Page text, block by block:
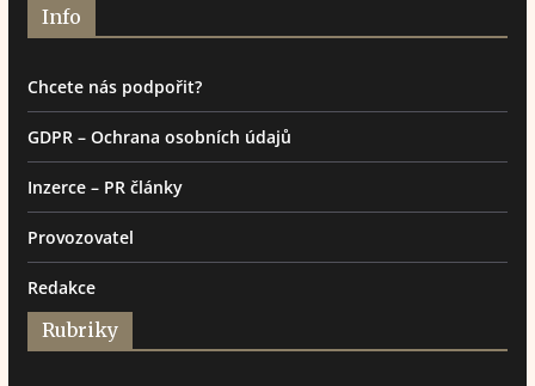
Info
Chcete nás podpořit?
GDPR – Ochrana osobních údajů
Inzerce – PR články
Provozovatel
Redakce
Rubriky